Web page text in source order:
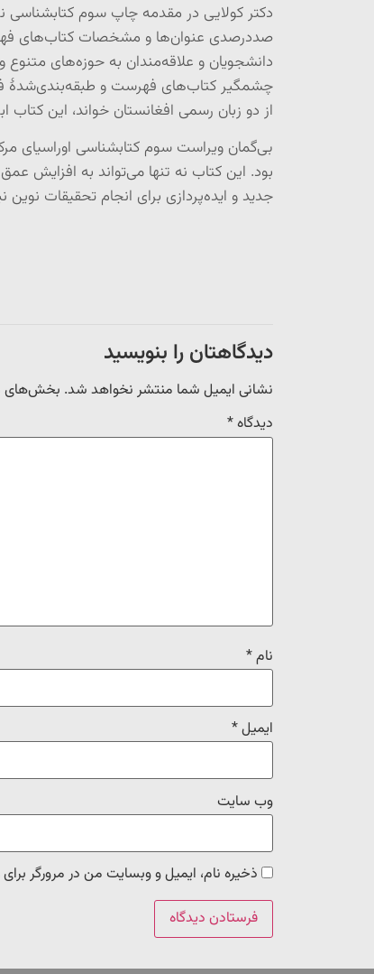
دکتر کولایی در مقدمه چاپ سوم کتابشناسی
صددرصدی عنوان‌ها و مشخصات کتاب‌های
دانشجویان و علاقه‌مندان به حوزه‌های متنوع
از دو زبان رسمی افغانستان خواند، این کتاب
بی‌گمان ویراست سوم کتابشناسی اوراسیای
بود. این کتاب نه تنها می‌تواند به افزایش
جدید و ایده‌پردازی برای انجام تحقیقات
دیدگاهتان را بنویسید
نشانی ایمیل شما منتشر نخواهد شد. بخش‌های
دیدگاه*
نام*
ایمیل*
وب‌ سایت
ذخیره نام، ایمیل و وبسایت من در مرورگر